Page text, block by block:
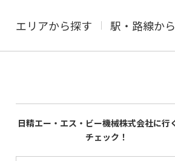
エリアから探す 駅・路線か
日精エー・エス・ビー機械株式会社に行
チェック！